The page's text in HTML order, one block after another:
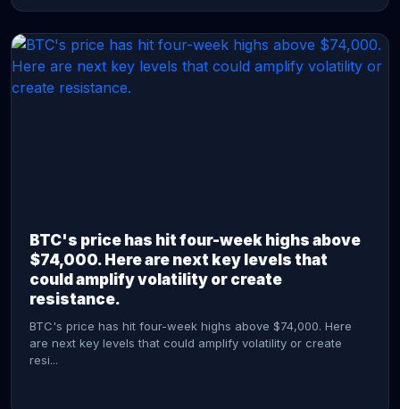
BTC's price has hit four-week highs above
$74,000. Here are next key levels that
could amplify volatility or create
resistance.
BTC's price has hit four-week highs above $74,000. Here
are next key levels that could amplify volatility or create
resi...